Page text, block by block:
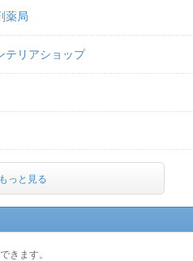
薬局
テリアショップ
っと見る
きます。